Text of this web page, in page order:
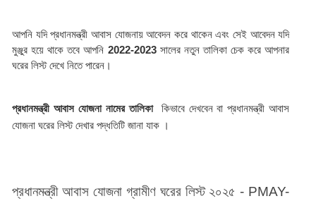
আপনি যদি প্রধানমন্ত্রী আবাস যোজনায় আবেদন করে থাকেন এবং সেই আবেদন যদি
মুঞ্জুর হয়ে থাকে তবে আপনি 2022-2023 সালের নতুন তালিকা চেক করে আপনার
ঘরের লিস্ট দেখে নিতে পারেন।
প্রধানমন্ত্রী আবাস যোজনা নামের তালিকা
কিভাবে দেখবেন বা প্রধানমন্ত্রী আবাস
যোজনা ঘরের লিস্ট দেখার পদ্ধতিটি জানা যাক ।
প্রধানমন্ত্রী আবাস যোজনা গ্রামীণ ঘরের লিস্ট ২০২৫ - PMAY-